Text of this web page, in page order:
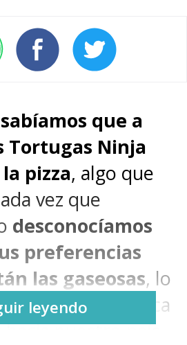
sabíamos que a
Tortugas Ninja
pizza, algo que
vez que
desconocíamos
preferencias
las gaseosas, lo
manera las acerca
hacia nuestro país.
leyendo